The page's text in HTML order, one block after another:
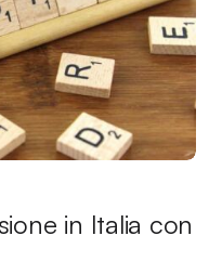
in Italia con